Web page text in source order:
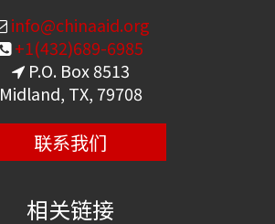
info@chinaaid.org
+1(432)689-6985
P.O. Box 8513
Midland, TX, 79708
联系我们
相关链接